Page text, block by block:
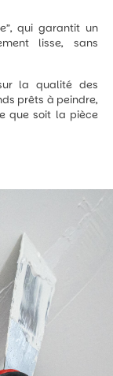
qui garantit un
lisse, sans
la qualité des
prêts à peindre,
que soit la pièce